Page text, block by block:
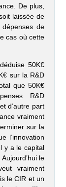
De plus,
laissée de
de
cas où cette
50K€
sur la R&D
que 50K€
R&D
d’autre part
vraiment
sur la
l’innovation
y a le capital
le
vraiment
le CIR et un